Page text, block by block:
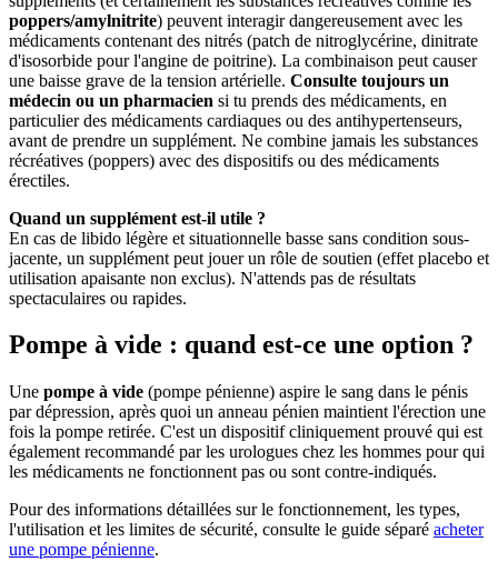
poppers/amylnitrite) peuvent interagir dangereusement avec les
médicaments contenant des nitrés (patch de nitroglycérine, dinitrate
d'isosorbide pour l'angine de poitrine). La combinaison peut causer
une baisse grave de la tension artérielle. Consulte toujours un
médecin ou un pharmacien si tu prends des médicaments, en
particulier des médicaments cardiaques ou des antihypertenseurs,
avant de prendre un supplément. Ne combine jamais les substances
récréatives (poppers) avec des dispositifs ou des médicaments
érectiles.
Quand un supplément est-il utile ?
En cas de libido légère et situationnelle basse sans condition sous-
jacente, un supplément peut jouer un rôle de soutien (effet placebo et
utilisation apaisante non exclus). N'attends pas de résultats
spectaculaires ou rapides.
Pompe à vide : quand est-ce une option ?
Une pompe à vide (pompe pénienne) aspire le sang dans le pénis
par dépression, après quoi un anneau pénien maintient l'érection une
fois la pompe retirée. C'est un dispositif cliniquement prouvé qui est
également recommandé par les urologues chez les hommes pour qui
les médicaments ne fonctionnent pas ou sont contre-indiqués.
Pour des informations détaillées sur le fonctionnement, les types,
l'utilisation et les limites de sécurité, consulte le guide séparé acheter
une pompe pénienne.